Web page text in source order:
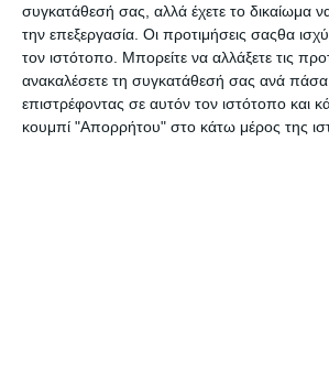
συγκατάθεσή σας, αλλά έχετε το δικαίωμα
την επεξεργασία. Οι προτιμήσεις σαςθα
τον ιστότοπο. Μπορείτε να αλλάξετε τις
ανακαλέσετε τη συγκατάθεσή σας ανά πάσα
επιστρέφοντας σε αυτόν τον ιστότοπο και
κουμπί "Απορρήτου" στο κάτω μέρος της